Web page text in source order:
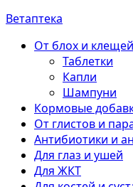
Ветаптека
От блох и клещей
Таблетки
Капли
Шампуни
Кормовые
От глистов и
Антибиотики и
Для глаз и ушей
Для ЖКТ